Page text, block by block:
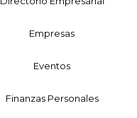
Empresas
Eventos
Finanzas Personales